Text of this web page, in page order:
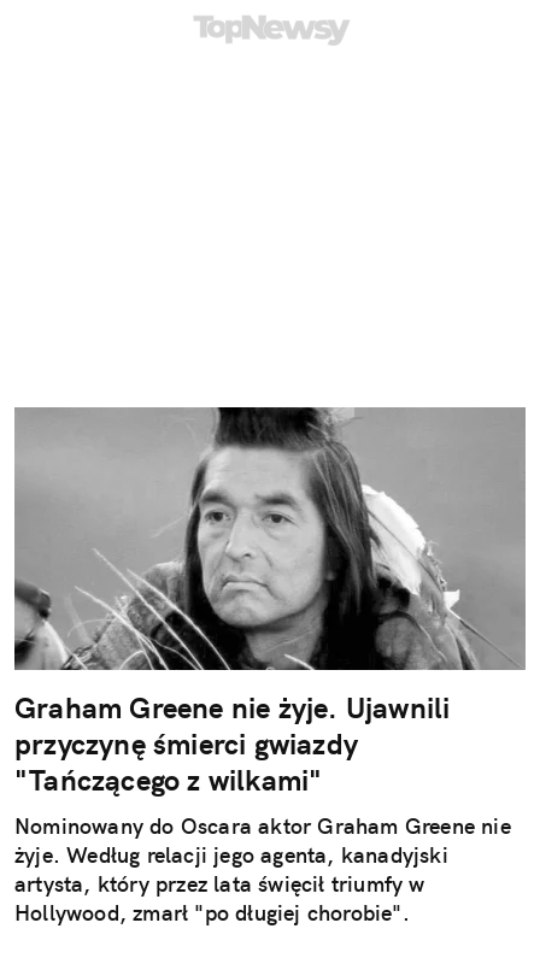
Graham Greene nie żyje. Ujawnili
przyczynę śmierci gwiazdy
"Tańczącego z wilkami"
Nominowany do Oscara aktor Graham Greene nie
żyje. Według relacji jego agenta, kanadyjski
artysta, który przez lata święcił triumfy w
Hollywood, zmarł "po długiej chorobie".